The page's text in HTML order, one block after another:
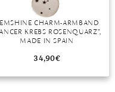
CHARM-ARMBAND
KREBS ROSENQUARZ”,
MADE IN SPAIN
34,90€